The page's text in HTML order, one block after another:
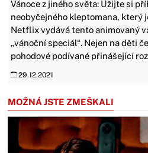
Vánoce z jiného světa: Užijte si
neobyčejného kleptomana, který
Netflix vydává tento animovaný
„vánoční speciál“. Nejen na děti
pohodové podívané přinášející
29.12.2021
MOŽNÁ JSTE ZMEŠKALI